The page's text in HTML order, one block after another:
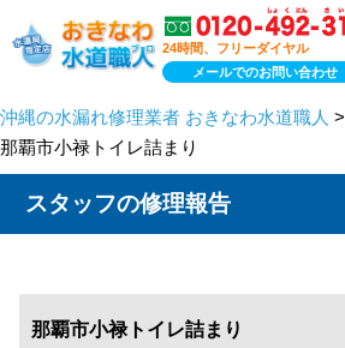
24時間、フリーダイヤル
メールでのお問い合わせ
沖縄の水漏れ修理業者 おきなわ水道職人 >
那覇市小禄トイレ詰まり
スタッフの修理報告
那覇市小禄トイレ詰まり